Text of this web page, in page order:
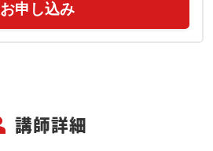
お申し込み
講師詳細